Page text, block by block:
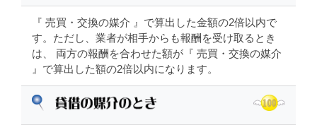
『 売買・交換の媒介 』で算出した金額の2倍以内で
す。ただし、業者が相手からも報酬を受け取るとき
は、 両方の報酬を合わせた額が『 売買・交換の媒介
』で算出した額の2倍以内になります。